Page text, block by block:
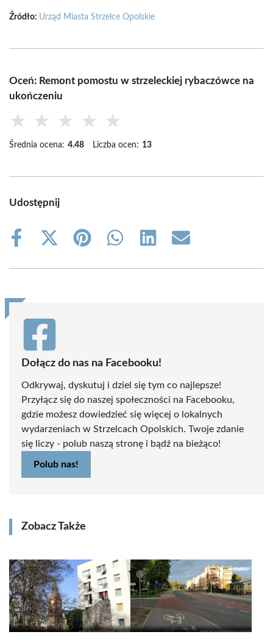
Źródło: Urząd Miasta Strzelce Opolskie
Oceń: Remont pomostu w strzeleckiej rybaczówce na
ukończeniu
★ ★ ★ ★ ★
Średnia ocena: 4.48 Liczba ocen: 13
Udostępnij
Share
Share
(Twitter)
Share
Share
Share
Share
Dołącz do nas na Facebooku!
Odkrywaj, dyskutuj i dziel się tym co najlepsze!
Przyłącz się do naszej społeczności na Facebooku,
gdzie możesz dowiedzieć się więcej o lokalnych
wydarzeniach w Strzelcach Opolskich. Twoje zdanie
się liczy - polub naszą stronę i bądź na bieżąco!
Polub nas!
Zobacz Także